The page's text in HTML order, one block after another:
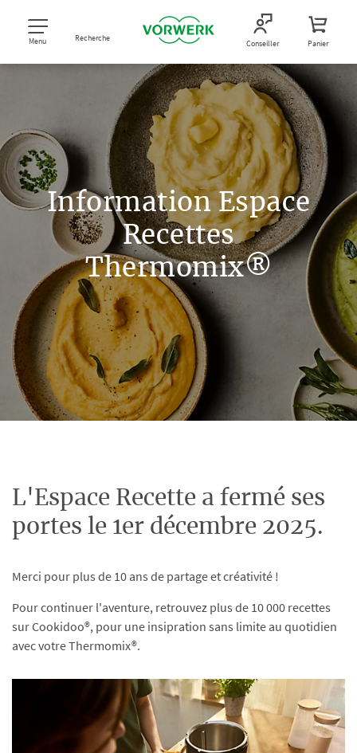
Menu Recherche Conseiller Panier
Information Espace
Recettes
Thermomix®
L'Espace Recette a fermé ses
portes le 1er décembre 2025.
Merci pour plus de 10 ans de partage et créativité !
Pour continuer l'aventure, retrouvez plus de 10 000 recettes
sur Cookidoo®, pour une insipration sans limite au quotidien
avec votre Thermomix®.